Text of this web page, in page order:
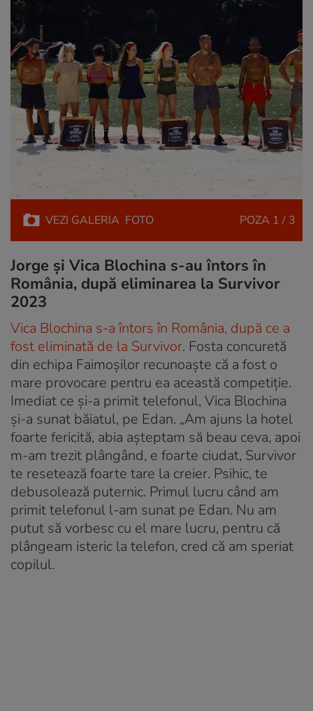
VEZI GALERIA FOTO POZA 1 / 3
Jorge și Vica Blochina s-au întors în
România, după eliminarea la Survivor
2023
Vica Blochina s-a întors în România, după ce a
fost eliminată de la Survivor. Fosta concuretă
din echipa Faimoșilor recunoaște că a fost o
mare provocare pentru ea această competiție.
Imediat ce și-a primit telefonul, Vica Blochina
și-a sunat băiatul, pe Edan. „Am ajuns la hotel
foarte fericită, abia așteptam să beau ceva, apoi
m-am trezit plângând, e foarte ciudat, Survivor
te resetează foarte tare la creier. Psihic, te
debusolează puternic. Primul lucru când am
primit telefonul l-am sunat pe Edan. Nu am
putut să vorbesc cu el mare lucru, pentru că
plângeam isteric la telefon, cred că am speriat
copilul.